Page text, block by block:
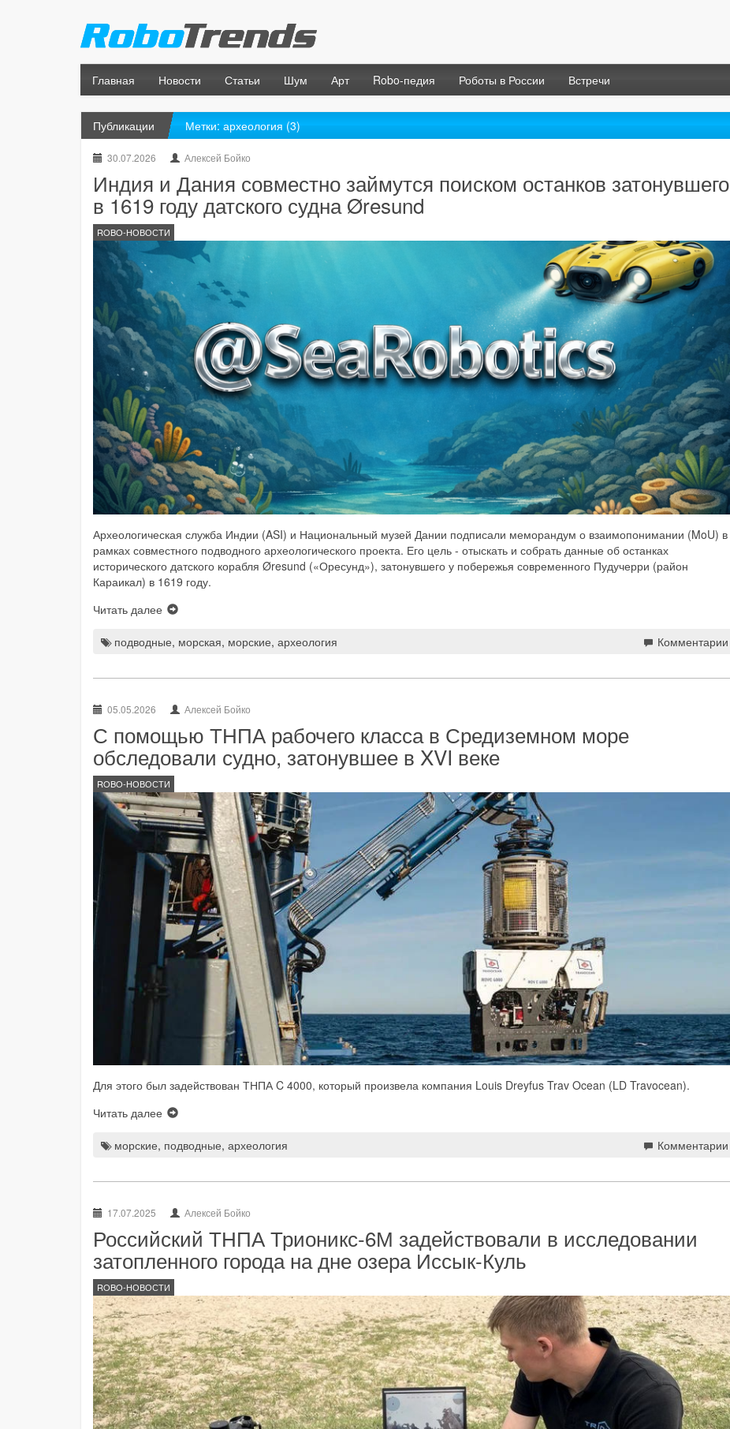
Главная Новости Статьи Шум Арт Robo-педия Роботы в России Встречи
Публикации Метки: археология (3)
30.07.2026 Алексей Бойко
Индия и Дания совместно займутся поиском останков затонувшего
в 1619 году датского судна Øresund
ROBO-НОВОСТИ
Археологическая служба Индии (ASI) и Национальный музей Дании подписали меморандум о взаимопонимании (MoU) в
рамках совместного подводного археологического проекта. Его цель - отыскать и собрать данные об останках
исторического датского корабля Øresund («Оресунд»), затонувшего у побережья современного Пудучерри (район
Караикал) в 1619 году.
Читать далее
подводные, морская, морские, археология Комментарии
05.05.2026 Алексей Бойко
С помощью ТНПА рабочего класса в Средиземном море
обследовали судно, затонувшее в XVI веке
ROBO-НОВОСТИ
Для этого был задействован ТНПА C 4000, который произвела компания Louis Dreyfus Trav Ocean (LD Travocean).
Читать далее
морские, подводные, археология Комментарии
17.07.2025 Алексей Бойко
Российский ТНПА Трионикс-6М задействовали в исследовании
затопленного города на дне озера Иссык-Куль
ROBO-НОВОСТИ